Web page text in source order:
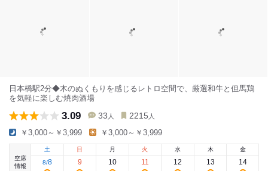
日本橋駅2分◆木のぬくもりを感じるレトロ空間で、厳選和牛と但馬鶏
を気軽に楽しむ焼肉酒場
3.09 33 人 2215 人
￥3,000～￥3,999 ￥3,000～￥3,999
空席
情報
土
8/8
日
9
月
10
火
11
水
12
木
13
金
14